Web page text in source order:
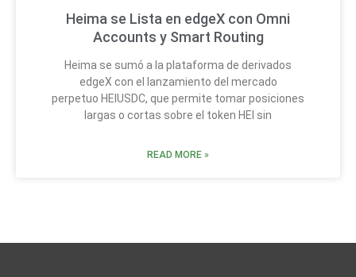
Heima se Lista en edgeX con Omni
Accounts y Smart Routing
Heima se sumó a la plataforma de derivados
edgeX con el lanzamiento del mercado
perpetuo HEIUSDC, que permite tomar posiciones
largas o cortas sobre el token HEI sin
READ MORE »